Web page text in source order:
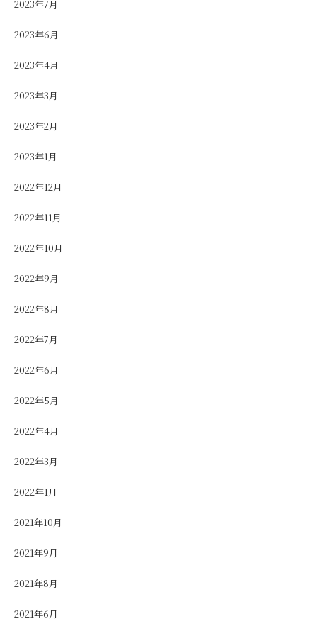
2023年7月
2023年6月
2023年4月
2023年3月
2023年2月
2023年1月
2022年12月
2022年11月
2022年10月
2022年9月
2022年8月
2022年7月
2022年6月
2022年5月
2022年4月
2022年3月
2022年1月
2021年10月
2021年9月
2021年8月
2021年6月